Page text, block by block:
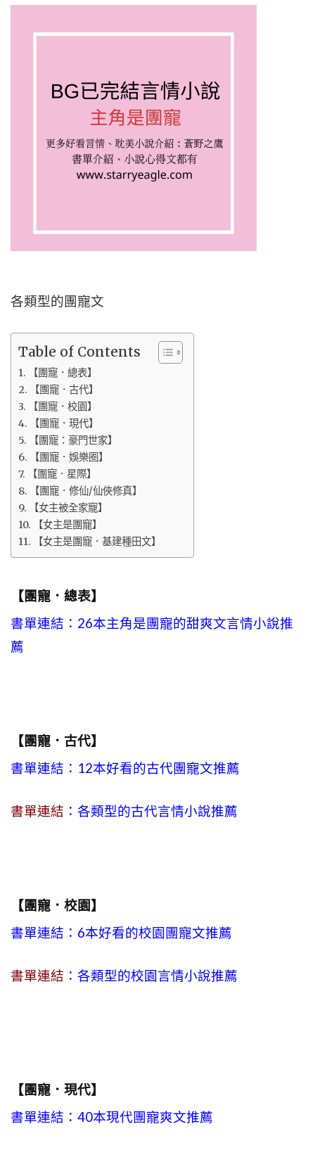
各類型的團寵文
Table of Contents
【團寵．總表】
【團寵．古代】
【團寵．校園】
【團寵．現代】
【團寵：豪門世家】
【團寵．娛樂圈】
【團寵．星際】
【團寵．修仙/仙俠修真】
【女主被全家寵】
【女主是團寵】
【女主是團寵．基建種田文】
【團寵．總表】
書單連結：26本主角是團寵的甜爽文言情小說推
薦
【團寵．古代】
書單連結：12本好看的古代團寵文推薦
書單連結 ：各類型的古代言情小說推薦
【團寵．校園】
書單連結：6本好看的校園團寵文推薦
書單連結 ：各類型的校園言情小說推薦
【團寵．現代】
書單連結：40本現代團寵爽文推薦